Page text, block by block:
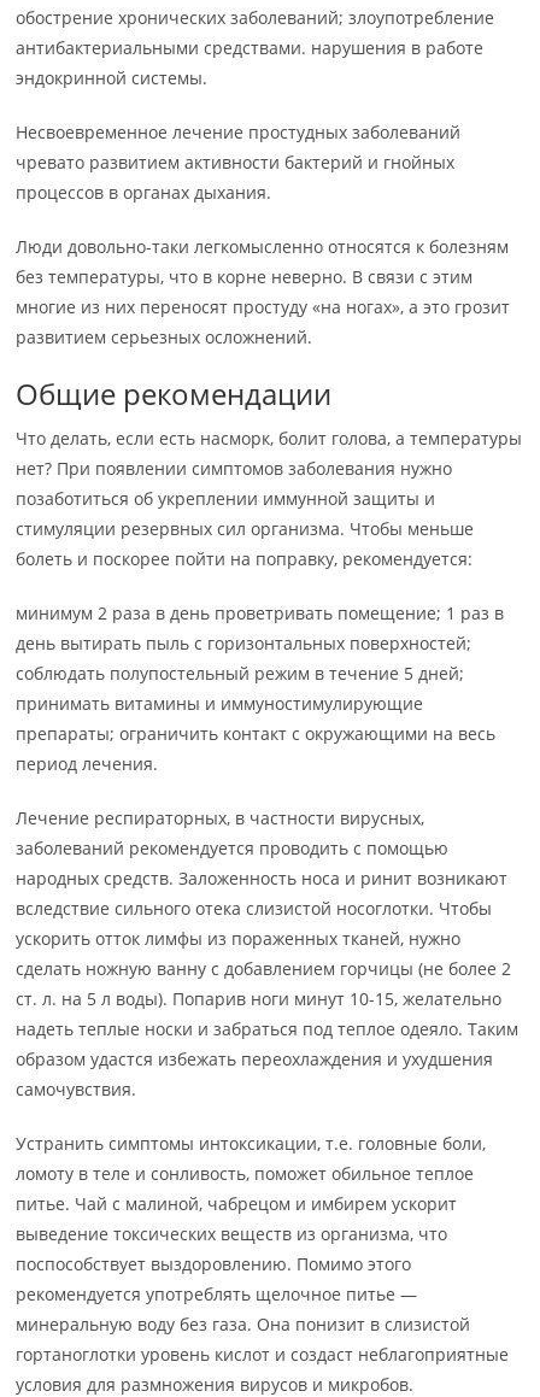
обострение хронических заболеваний; злоупотребление
антибактериальными средствами. нарушения в работе
эндокринной системы.
Несвоевременное лечение простудных заболеваний
чревато развитием активности бактерий и гнойных
процессов в органах дыхания.
Люди довольно-таки легкомысленно относятся к болезням
без температуры, что в корне неверно. В связи с этим
многие из них переносят простуду «на ногах», а это грозит
развитием серьезных осложнений.
Общие рекомендации
Что делать, если есть насморк, болит голова, а температуры
нет? При появлении симптомов заболевания нужно
позаботиться об укреплении иммунной защиты и
стимуляции резервных сил организма. Чтобы меньше
болеть и поскорее пойти на поправку, рекомендуется:
минимум 2 раза в день проветривать помещение; 1 раз в
день вытирать пыль с горизонтальных поверхностей;
соблюдать полупостельный режим в течение 5 дней;
принимать витамины и иммуностимулирующие
препараты; ограничить контакт с окружающими на весь
период лечения.
Лечение респираторных, в частности вирусных,
заболеваний рекомендуется проводить с помощью
народных средств. Заложенность носа и ринит возникают
вследствие сильного отека слизистой носоглотки. Чтобы
ускорить отток лимфы из пораженных тканей, нужно
сделать ножную ванну с добавлением горчицы (не более 2
ст. л. на 5 л воды). Попарив ноги минут 10-15, желательно
надеть теплые носки и забраться под теплое одеяло. Таким
образом удастся избежать переохлаждения и ухудшения
самочувствия.
Устранить симптомы интоксикации, т.е. головные боли,
ломоту в теле и сонливость, поможет обильное теплое
питье. Чай с малиной, чабрецом и имбирем ускорит
выведение токсических веществ из организма, что
поспособствует выздоровлению. Помимо этого
рекомендуется употреблять щелочное питье —
минеральную воду без газа. Она понизит в слизистой
гортаноглотки уровень кислот и создаст неблагоприятные
условия для размножения вирусов и микробов.